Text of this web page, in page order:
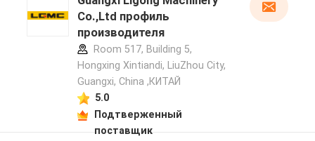
Co.,Ltd профиль
производителя
Room 517, Building 5,
Hongxing Xintiandi, LiuZhou City,
Guangxi, China ,КИТАЙ
5.0
Подтверженный
поставщик